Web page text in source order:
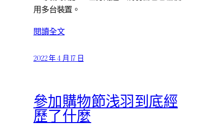
用多台裝置。
閱讀全文
2022 年 4 月 17 日
參加購物節浅羽到底經
歷了什麼